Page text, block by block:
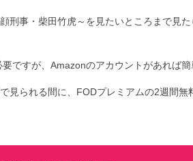
刑事・柴田竹虎～を見たいところまで見
ですが、Amazonのアカウントがあれば簡
見られる間に、FODプレミアムの2週間無